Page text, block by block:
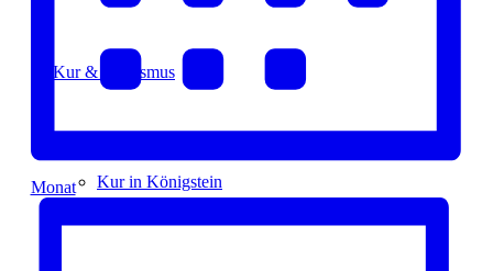
Kur & Tourismus
Kur in Königstein
Monat